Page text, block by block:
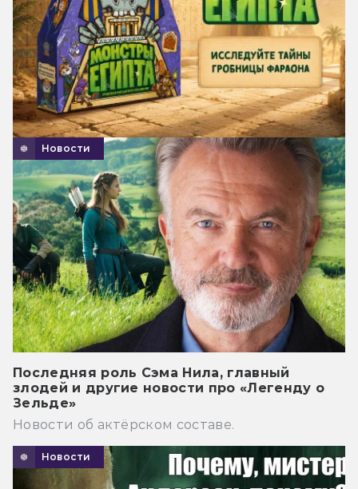
Новости
Последняя роль Сэма Нила, главный
злодей и другие новости про «Легенду о
Зельде»
Новости об актёрском составе.
Новости